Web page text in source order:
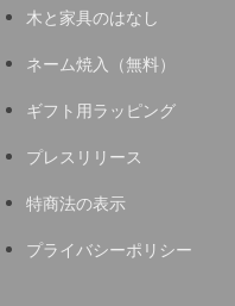
木と家具のはなし
ネーム焼入（無料）
ギフト用ラッピング
プレスリリース
特商法の表示
プライバシーポリシー